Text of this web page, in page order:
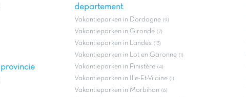
departement
Vakantieparken in Dordogne (9)
Vakantieparken in Gironde (7)
Vakantieparken in Landes (13)
Vakantieparken in Lot en Garonne (1)
Vakantieparken in Finistère (4)
Vakantieparken in Ille-Et-Vilaine (1)
Vakantieparken in Morbihan (6)